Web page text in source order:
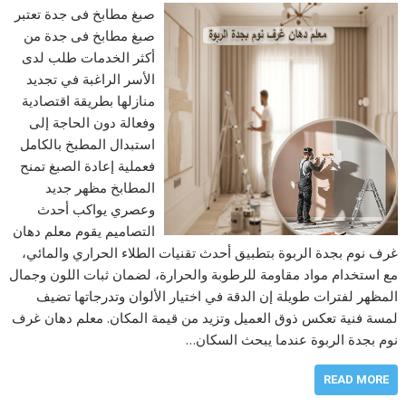
صبغ مطابخ فى جدة تعتبر
صبغ مطابخ فى جدة من
أكثر الخدمات طلب لدى
الأسر الراغبة في تجديد
منازلها بطريقة اقتصادية
وفعالة دون الحاجة إلى
استبدال المطبخ بالكامل
فعملية إعادة الصبغ تمنح
المطابخ مظهر جديد
وعصري يواكب أحدث
التصاميم يقوم معلم دهان
غرف نوم بجدة الربوة بتطبيق أحدث تقنيات الطلاء الحراري والمائي،
مع استخدام مواد مقاومة للرطوبة والحرارة، لضمان ثبات اللون وجمال
المظهر لفترات طويلة إن الدقة في اختيار الألوان وتدرجاتها تضيف
لمسة فنية تعكس ذوق العميل وتزيد من قيمة المكان. معلم دهان غرف
نوم بجدة الربوة عندما يبحث السكان…
READ MORE